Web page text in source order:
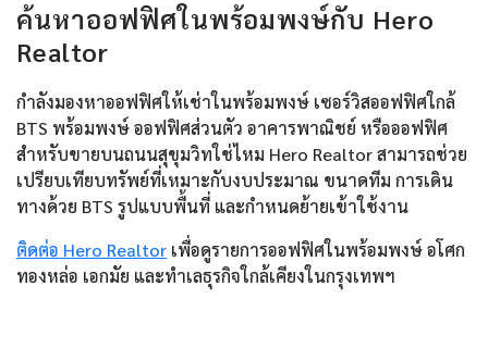
ค้นหาออฟฟิศในพร้อมพงษ์กับ Hero
Realtor
กำลังมองหาออฟฟิศให้เช่าในพร้อมพงษ์ เซอร์วิสออฟฟิศใกล้
BTS พร้อมพงษ์ ออฟฟิศส่วนตัว อาคารพาณิชย์ หรือออฟฟิศ
สำหรับขายบนถนนสุขุมวิทใช่ไหม Hero Realtor สามารถช่วย
เปรียบเทียบทรัพย์ที่เหมาะกับงบประมาณ ขนาดทีม การเดิน
ทางด้วย BTS รูปแบบพื้นที่ และกำหนดย้ายเข้าใช้งาน
ติดต่อ Hero Realtor เพื่อดูรายการออฟฟิศในพร้อมพงษ์ อโศก
ทองหล่อ เอกมัย และทำเลธุรกิจใกล้เคียงในกรุงเทพฯ